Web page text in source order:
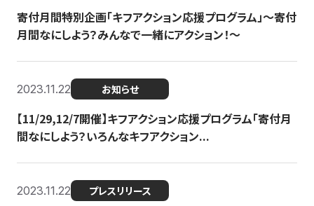
寄付月間特別企画「キフアクション応援プログラム」〜寄付
月間なにしよう？みんなで一緒にアクション！〜
2023.11.22 お知らせ
【11/29,12/7開催】キフアクション応援プログラム「寄付月
間なにしよう？いろんなキフアクション...
2023.11.22 プレスリリース